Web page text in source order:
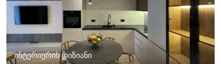
ინტერიერის დიზიანი